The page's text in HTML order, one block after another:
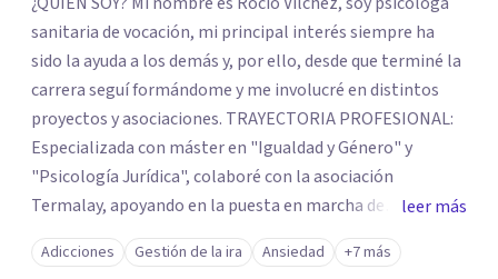
sanitaria de vocación, mi principal interés siempre ha
sido la ayuda a los demás y, por ello, desde que terminé la
carrera seguí formándome y me involucré en distintos
proyectos y asociaciones. TRAYECTORIA PROFESIONAL:
Especializada con máster en "Igualdad y Género" y
"Psicología Jurídica", colaboré con la asociación
Termalay, apoyando en la puesta en marcha de
programas para el apoyo a familias; en Márgenes y
Vínculos, valoración e intervención con menores; en el
leer más
Adicciones Gestión de la ira Ansiedad +7 más